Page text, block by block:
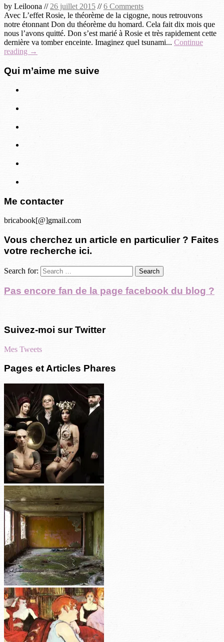
by Leiloona // 26 juillet 2015 //6 Comments
Avec L’effet Rosie, le théorème de la cigogne, nous retrouvons
notre étonnant Don du théorème du homard. Cela fait dix mois que
nous l’avons quitté. Don s’est marié à Rosie et très rapidement cette
dernière va tomber enceinte. Imaginez quel tsunami... Continue
reading →
Qui m’aime me suive
Me contacter
bricabook[@]gmail.com
Vous cherchez un article en particulier ? Faites
votre recherche ici.
Search for:
Pas encore fan de la page facebook du blog ?
Suivez-moi sur Twitter
Mes Tweets
Pages et Articles Phares